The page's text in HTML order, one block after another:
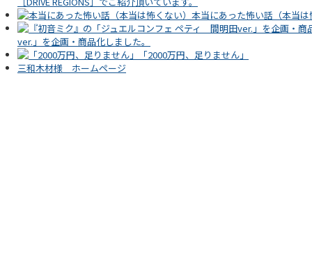
本当にあった怖い話（本当
ver.」を企画・商品化しました。
「2000万円、足りません」
三和木材様 ホームページ